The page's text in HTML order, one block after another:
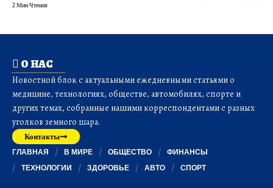
2 Мин Чтения
О НАС
Новостной блок с актуальными ежедневными статьями о
медицине, технологиях, обществе, автомобилях, спорте и
других темах, собранные нашими корреспондентами с разных
уголков земного шара.
Контакты
ГЛАВНАЯ В МИРЕ ОБЩЕСТВО
ФИНАНСЫ
ТЕХНОЛОГИИ
ЗДОРОВЬЕ АВТО СПОРТ